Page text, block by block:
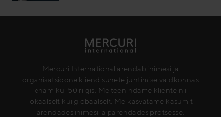
Mercuri International arendab inimesi ja
organisatsioone kliendisuhete juhtimise valdkonnas
enam kui 50 riigis. Me teenindame kliente nii
lokaalselt kui globaalselt. Me kasvatame kasumit
arendades inimesi ja parendades protsesse.